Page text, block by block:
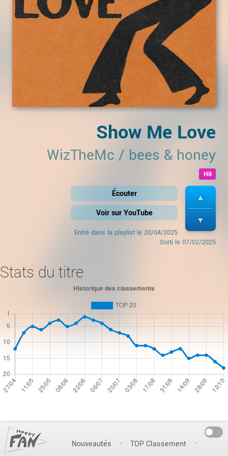
Show Me Love
WizTheMc / bees & honey
Hit
Écouter
Voir sur YouTube
Entré dans la playlist le 20/04/2025
Sorti le 07/02/2025
Stats du titre
Nouveautés TOP Classement
On